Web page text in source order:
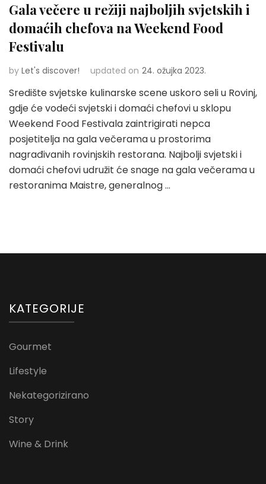
Gala večere u režiji najboljih svjetskih i
domaćih chefova na Weekend Food
Festivalu
by Let's discover! updated on 24. ožujka 2023.
Središte svjetske kulinarske scene uskoro seli u Rovinj,
gdje će vodeći svjetski i domaći chefovi u sklopu
Weekend Food Festivala zaintrigirati nepca
posjetitelja na gala večerama u prostorima
nagrađivanih rovinjskih restorana. Najbolji svjetski i
domaći chefovi udružit će snage na gala večerama u
restoranima Maistre, generalnog …
KATEGORIJE
Gourmet
Lifestyle
Nekategorizirano
Story
Wine & Drink